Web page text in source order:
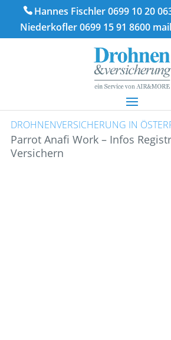
Hannes Fischler 0699 10 20
Niederkofler 0699 15 91 8600
DROHNENVERSICHERUNG IN
Parrot Anafi Work – Infos
Versichern